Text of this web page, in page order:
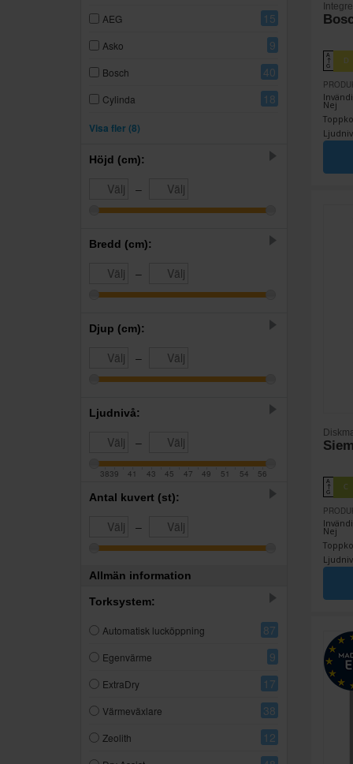
Tillbehör diskmaskin 1
AEG 15
Asko 9
Bosch 40
Cylinda 18
Electrolux
Gram 15
LG
33
Visa fler (8)
Höjd (cm):
–
Bredd (cm):
–
Djup (cm):
–
Ljudnivå:
–
3839 41 43 45 47 49 51 54 56
Antal kuvert (st):
–
Allmän information
Torksystem:
Automatisk lucköppning 87
Egenvärme 9
ExtraDry 17
Värmeväxlare 38
Zeolith 12
A
↑
G
D
Nej
A
↑
G
C
Nej